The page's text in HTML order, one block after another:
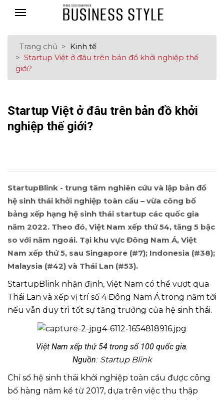
Trang chủ
Kinh tế
Startup Việt ở đâu trên bản đồ khởi nghiệp thế
giới?
Startup Việt ở đâu trên bản đồ khởi
nghiệp thế giới?
StartupBlink - trung tâm nghiên cứu và lập bản đồ
hệ sinh thái khởi nghiệp toàn cầu – vừa công bố
bảng xếp hạng hệ sinh thái startup các quốc gia
năm 2022. Theo đó, Việt Nam xếp thứ 54, tăng 5 bậc
so với năm ngoái. Tại khu vực Đông Nam Á, Việt
Nam xếp thứ 5, sau Singapore (#7); Indonesia (#38);
Malaysia (#42) và Thái Lan (#53).
StartupBlink nhận định, Việt Nam có thể vượt qua
Thái Lan và xếp vị trí số 4 Đông Nam Á trong năm tới
nếu vẫn duy trì tốt sự tăng trưởng của hệ sinh thái.
Việt Nam xếp thứ 54 trong số 100 quốc gia.
Nguồn: Startup Blink
Chỉ số hệ sinh thái khởi nghiệp toàn cầu được công
bố hàng năm kể từ 2017, dựa trên việc thu thập